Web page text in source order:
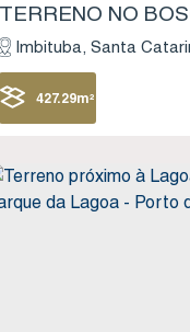
Imbituba Santa
427.29m²